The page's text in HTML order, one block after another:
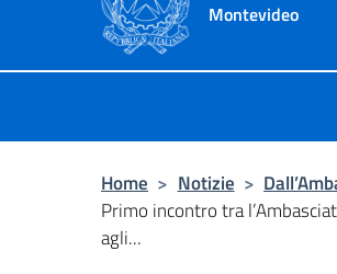
Montevideo
Home > Notizie >
Primo incontro tra
agli...